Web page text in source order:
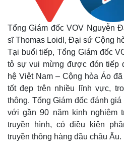
Tổng Giám đốc VOV Nguyễn
sĩ Thomas Loidl, Đại sứ Cộng
Tại buổi tiếp, Tổng Giám đốc
tỏ sự vui mừng được đón tiếp
hệ Việt Nam – Cộng hòa Áo
tốt đẹp trên nhiều lĩnh vực,
thông. Tổng Giám đốc đánh
với gần 90 năm kinh nghiệm
truyền hình, có điều kiện
truyền thông hàng đầu châu Âu.